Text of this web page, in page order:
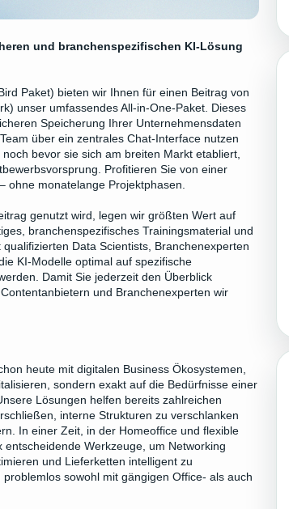
und branchenspezifischen KI-Lösung
Paket) bieten wir Ihnen für einen Beitrag von
unser umfassendes All-in-One-Paket. Dieses
Speicherung Ihrer Unternehmensdaten
über ein zentrales Chat-Interface nutzen
bevor sie sich am breiten Markt etabliert,
Profitieren Sie von einer
ohne monatelange Projektphasen.
genutzt wird, legen wir größten Wert auf
branchenspezifisches Trainingsmaterial und
Data Scientists, Branchenexperten
KI-Modelle optimal auf spezifische
Damit Sie jederzeit den Überblick
und Branchenexperten wir
heute mit digitalen Business Ökosystemen,
sondern exakt auf die Bedürfnisse einer
Lösungen helfen bereits zahlreichen
interne Strukturen zu verschlanken
In einer Zeit, in der Homeoffice und flexible
Werkzeuge, um Networking
und Lieferketten intelligent zu
sowohl mit gängigen Office- als auch